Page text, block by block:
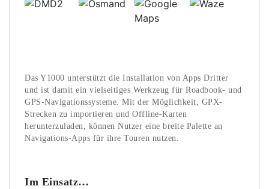
Das Y1000 unterstützt die Installation von Apps Dritter
und ist damit ein vielseitiges Werkzeug für Roadbook- und
GPS-Navigationssysteme. Mit der Möglichkeit, GPX-
Strecken zu importieren und Offline-Karten
herunterzuladen, können Nutzer eine breite Palette an
Navigations-Apps für ihre Touren nutzen.
Im Einsatz…